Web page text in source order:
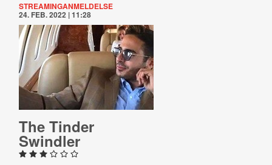
STREAMINGANMELDELSE
24. FEB. 2022 | 11:28
The Tinder
Swindler